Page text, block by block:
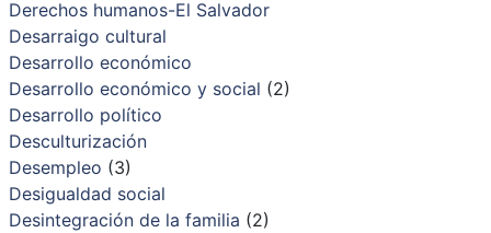
Derechos humanos-El Salvador
Desarraigo cultural
Desarrollo económico
Desarrollo económico y social (2)
Desarrollo político
Desculturización
Desempleo (3)
Desigualdad social
Desintegración de la familia (2)